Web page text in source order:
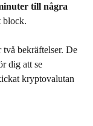
till några
block.
bekräftelser. De
dig att se
kryptovalutan